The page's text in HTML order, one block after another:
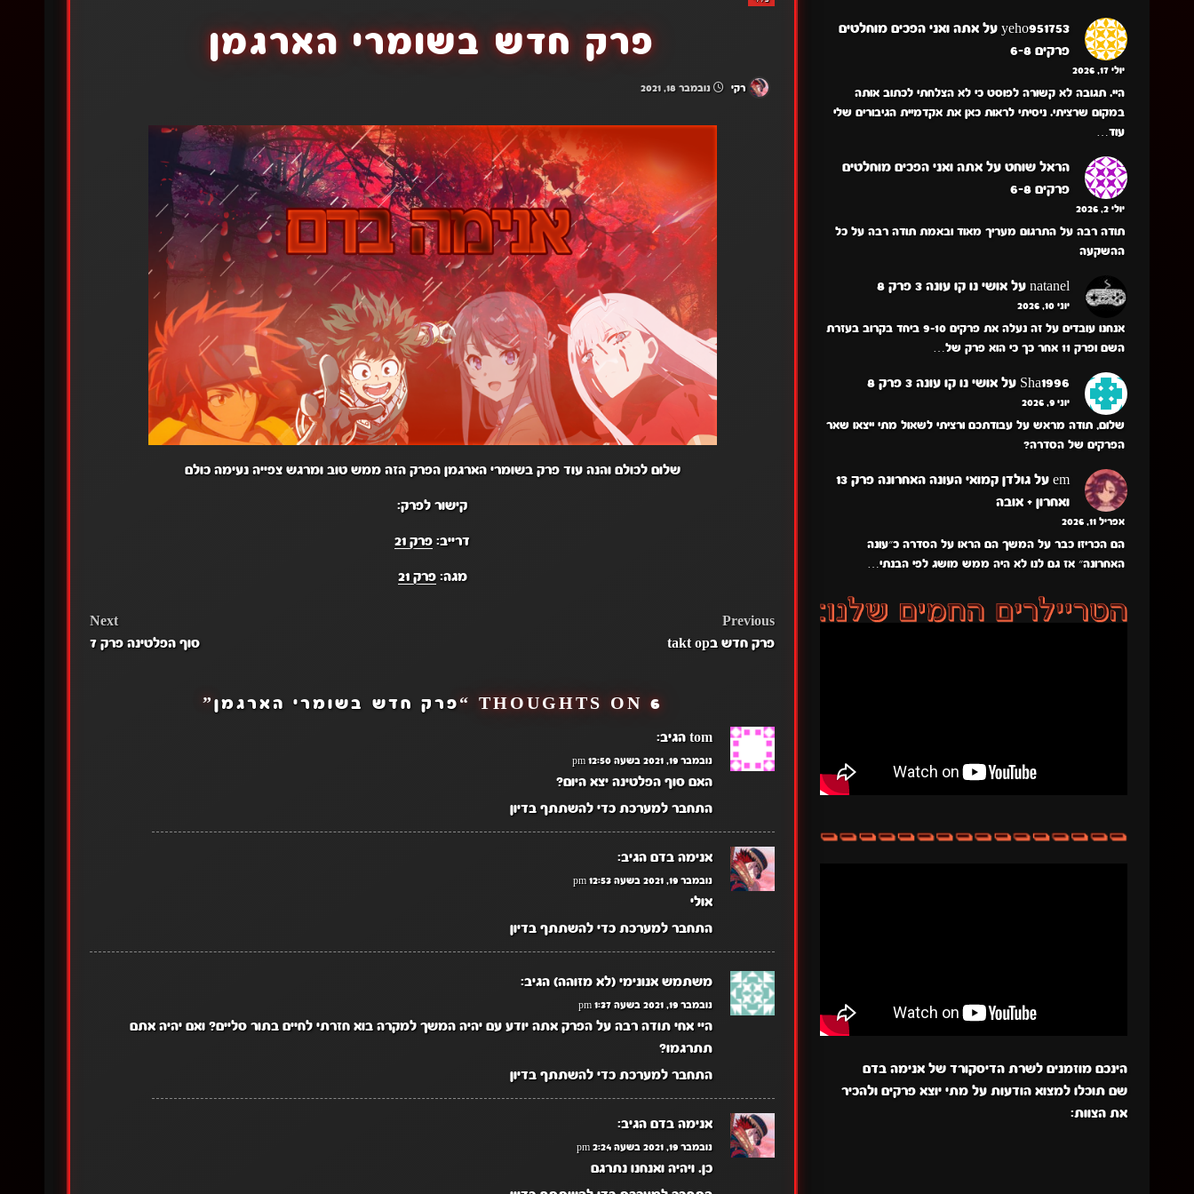
פרק חדש בשומרי הארגמן
רקי נובמבר 18, 2021
שלום לכולם והנה עוד פרק בשומרי הארגמן הפרק הזה ממש טוב ומרגש צפייה נעימה כולם
קישור לפרק:
דרייב: פרק 21
מגה:פרק 21
POST
Previous
פרק חדש בtakt op
Next
סוף הפלטינה פרק 7
6 THOUGHTS ON “ פרק חדש בשומרי הארגמן ”
tom הגיב:
נובמבר 19, 2021 בשעה 12:50 pm
האם סוף הפלטינה יצא היום?
התחבר למערכת כדי להשתתף בדיון
אנימה בדם הגיב:
נובמבר 19, 2021 בשעה 12:53 pm
אולי
התחבר למערכת כדי להשתתף בדיון
משתמש אנונימי (לא מזוהה) הגיב:
נובמבר 19, 2021 בשעה 1:37 pm
היי אחי תודה רבה על הפרק אתה יודע עם יהיה המשך למקרה בוא חזרתי לחיים בתור סליים? ואם יהיה אתם
תתרגמו?
התחבר למערכת כדי להשתתף בדיון
אנימה בדם הגיב:
נובמבר 19, 2021 בשעה 2:24 pm
כן. ויהיה ואנחנו נתרגם
yeho951753 עלאתה ואני הפכים מוחלטים
פרקים 6-8
יולי 17, 2026
היי. תגובה לא קשורה לפוסט כי לא הצלחתי לכתוב אותה
במקום שרציתי. ניסיתי לראות כאן את אקדמיית הגיבורים שלי
עוד…
הראל שוחט עלאתה ואני הפכים מוחלטים
פרקים 6-8
יולי 2, 2026
תודה רבה על התרגום מעריך מאוד ובאמת תודה רבה על כל
ההשקעה
natanel עלאושי נו קו עונה 3 פרק 8
יוני 10, 2026
אנחנו עובדים על זה נעלה את פרקים 9-10 ביחד בקרוב בעזרת
השם ופרק 11 אחר כך כי הוא פרק של…
Sha1996 עלאושי נו קו עונה 3 פרק 8
יוני 9, 2026
שלום, תודה מראש על עבודתכם ורציתי לשאול מתי ייצאו שאר
הפרקים של הסדרה?
em על
גולדן קמואי העונה האחרונה פרק 13
ואחרון + אובה
אפריל 11, 2026
הם הכריזו כבר על המשך הם הראו על הסדרה כ״עונה
האחרונה״ אז גם לנו לא היה ממש מושג לפי הבנתי…
הינכם מוזמנים לשרת הדיסקורד של אנימה בדם
שם תוכלו למצוא הודעות על מתי יוצא פרקים ולהכיר
את הצוות: